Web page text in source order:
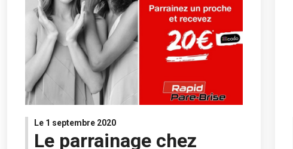
Le 1 septembre 2020
Le parrainage chez